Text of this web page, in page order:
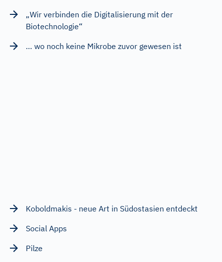
„Wir verbinden die Digitalisierung mit der
Biotechnologie“
… wo noch keine Mikrobe zuvor gewesen ist
Koboldmakis - neue Art in Südostasien entdeckt
Social Apps
Pilze